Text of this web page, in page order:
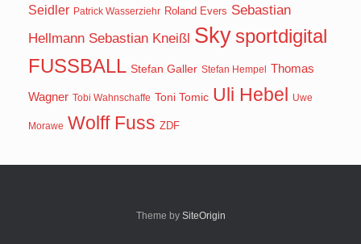
Seidler Patrick Wasserziehr Roland Evers Sebastian
Hellmann Sebastian Kneißl Sky sportdigital
FUSSBALL Stefan Galler Stefan Hempel Thomas
Wagner Tobi Wahnschaffe Toni Tomic Uli Hebel Uwe
Morawe Wolff Fuss ZDF
Theme by SiteOrigin